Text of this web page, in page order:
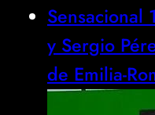
Sensacional
y Sergio
de Emilia-